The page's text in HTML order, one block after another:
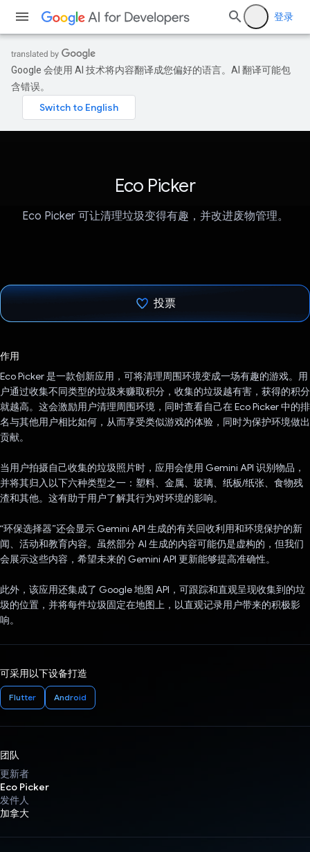
登录
Google 会使用 AI 技术将内容翻译成您偏好的语言。AI 翻译可能包
含错误。
Eco Picker
Eco Picker 可让清理垃圾变得有趣，并改进废物管理。
投票
作用
Eco Picker 是一款创新应用，可将清理周围环境变成一场有趣的游戏。用
户通过收集不同类型的垃圾来赚取积分，收集的垃圾越有害，获得的积分
就越高。这会激励用户清理周围环境，同时查看自己在 Eco Picker 中的排
名与其他用户相比如何，从而享受类似游戏的体验，同时为保护环境做出
贡献。
当用户拍摄自己收集的垃圾照片时，应用会使用 Gemini API 识别物品，
并将其归入以下六种类型之一：塑料、金属、玻璃、纸板/纸张、食物残
渣和其他。这有助于用户了解其行为对环境的影响。
“环保选择器”还会显示 Gemini API 生成的有关回收利用和环境保护的新
闻、活动和教育内容。虽然部分 AI 生成的内容可能仍是虚构的，但我们
会展示这些内容，希望未来的 Gemini API 更新能够提高准确性。
此外，该应用还集成了 Google 地图 API，可跟踪和直观呈现收集到的垃
圾的位置，并将每件垃圾固定在地图上，以直观记录用户带来的积极影
响。
可采用以下设备打造
Flutter Android
团队
更新者
Eco Picker
发件人
加拿大